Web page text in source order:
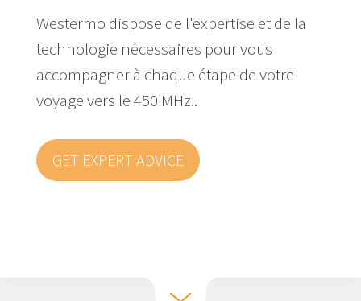
Westermo dispose de l'expertise et de la
technologie nécessaires pour vous
accompagner à chaque étape de votre
voyage vers le 450 MHz..
GET EXPERT ADVICE